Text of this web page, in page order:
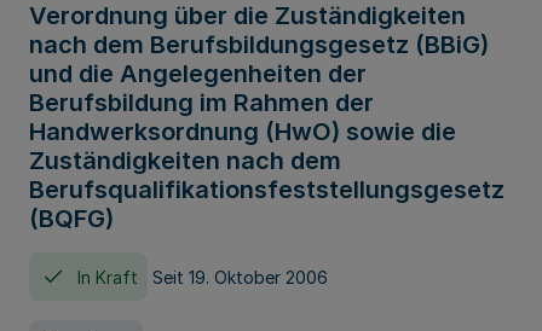
Verordnung über die Zuständigkeiten
nach dem Berufsbildungsgesetz (BBiG)
und die Angelegenheiten der
Berufsbildung im Rahmen der
Handwerksordnung (HwO) sowie die
Zuständigkeiten nach dem
Berufsqualifikationsfeststellungsgesetz
(BQFG)
In Kraft Seit 19. Oktober 2006